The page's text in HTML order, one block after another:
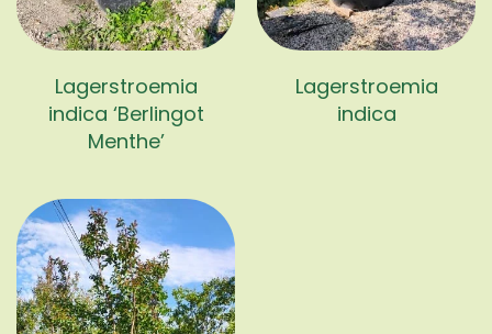
Lagerstroemia
indica ‘Berlingot
Menthe’
Lagerstroemia
indica